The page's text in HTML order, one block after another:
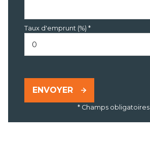
Taux d'emprunt (%) *
ENVOYER
* Champs obligatoires